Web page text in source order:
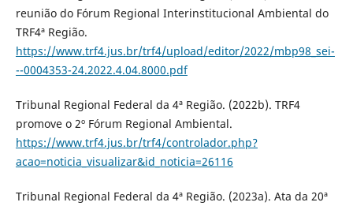
reunião do Fórum Regional Interinstitucional Ambiental do
TRF4ª Região.
https://www.trf4.jus.br/trf4/upload/editor/2022/mbp98_sei-
--0004353-24.2022.4.04.8000.pdf
Tribunal Regional Federal da 4ª Região. (2022b). TRF4
promove o 2º Fórum Regional Ambiental.
https://www.trf4.jus.br/trf4/controlador.php?
acao=noticia_visualizar&id_noticia=26116
Tribunal Regional Federal da 4ª Região. (2023a). Ata da 20ª